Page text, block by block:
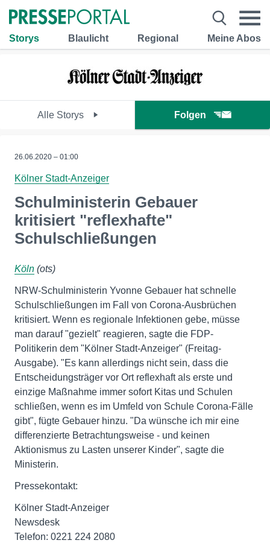
Storys Blaulicht Regional Meine Abos
Alle Storys Folgen
26.06.2020 – 01:00
Kölner Stadt-Anzeiger
Schulministerin Gebauer
kritisiert "reflexhafte"
Schulschließungen
Köln (ots)
NRW-Schulministerin Yvonne Gebauer hat schnelle
Schulschließungen im Fall von Corona-Ausbrüchen
kritisiert. Wenn es regionale Infektionen gebe, müsse
man darauf "gezielt" reagieren, sagte die FDP-
Politikerin dem "Kölner Stadt-Anzeiger" (Freitag-
Ausgabe). "Es kann allerdings nicht sein, dass die
Entscheidungsträger vor Ort reflexhaft als erste und
einzige Maßnahme immer sofort Kitas und Schulen
schließen, wenn es im Umfeld von Schule Corona-Fälle
gibt", fügte Gebauer hinzu. "Da wünsche ich mir eine
differenzierte Betrachtungsweise - und keinen
Aktionismus zu Lasten unserer Kinder", sagte die
Ministerin.
Pressekontakt:
Kölner Stadt-Anzeiger
Newsdesk
Telefon: 0221 224 2080